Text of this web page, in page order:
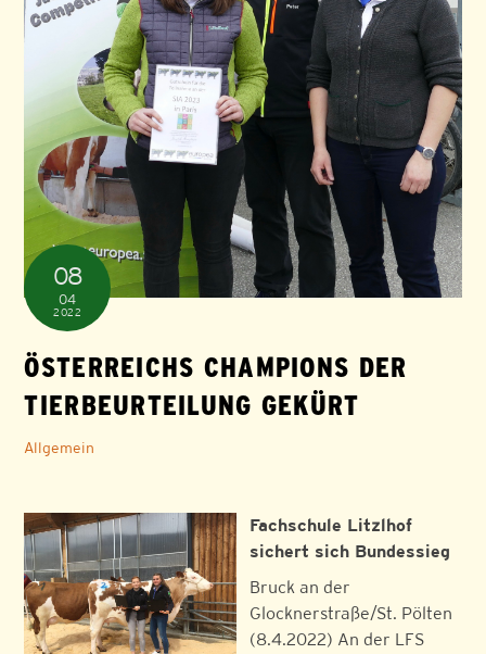
08
04
2022
ÖSTERREICHS CHAMPIONS DER
TIERBEURTEILUNG GEKÜRT
Allgemein
Fachschule Litzlhof
sichert sich Bundessieg
Bruck an der
Glocknerstraße/St. Pölten
(8.4.2022) An der LFS